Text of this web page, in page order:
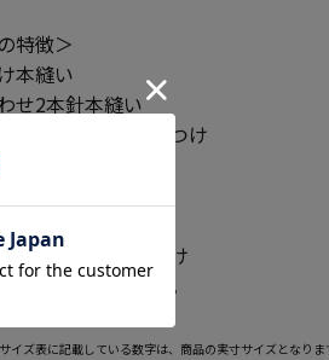
特徴＞
本縫い
せ2本針本縫い
に消臭テープたたきつけ
ーケア
臭テープたたきつけ
防止パターン使用。
イズ表に記載している数字は、商品の実寸サイズとなりま